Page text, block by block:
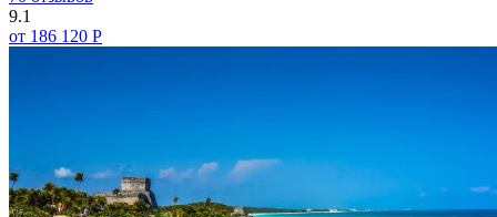
9.1
от 186 120 Р